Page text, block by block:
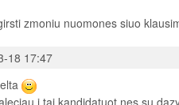
zmoniu nuomones siuo
18 17:47
i tai kandidatuot nes su